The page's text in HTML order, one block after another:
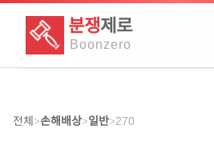
분쟁제로
Boonzero
전체>손해배상>일반>270